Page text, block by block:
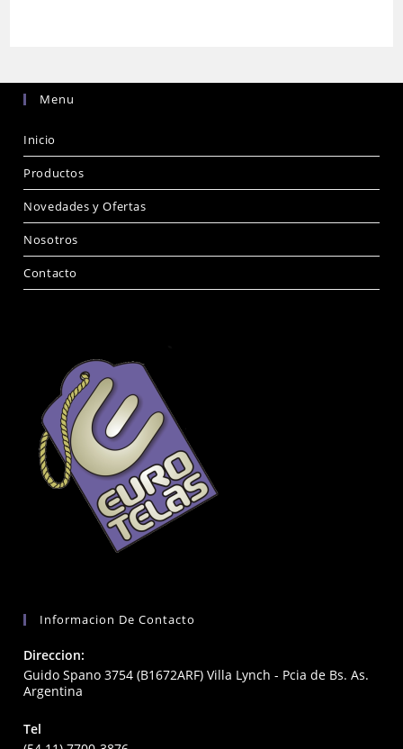
Menu
Inicio
Productos
Novedades y Ofertas
Nosotros
Contacto
Informacion De Contacto
Direccion:
Guido Spano 3754 (B1672ARF) Villa Lynch - Pcia de Bs. As.
Argentina
Tel